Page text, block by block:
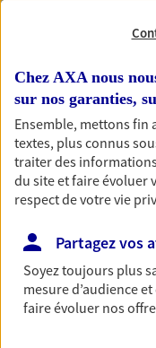
Nos offres
Épargne
Réalisez vos
immobilier,
du monde…
simplement,
Chez AXA nous
sur nos garanties,
Ensemble, mettons fin
textes, plus connus
traiter des
du site et faire évoluer
respect de votre vie
Partagez vos
Soyez toujours plus
mesure d’audience
faire évoluer nos